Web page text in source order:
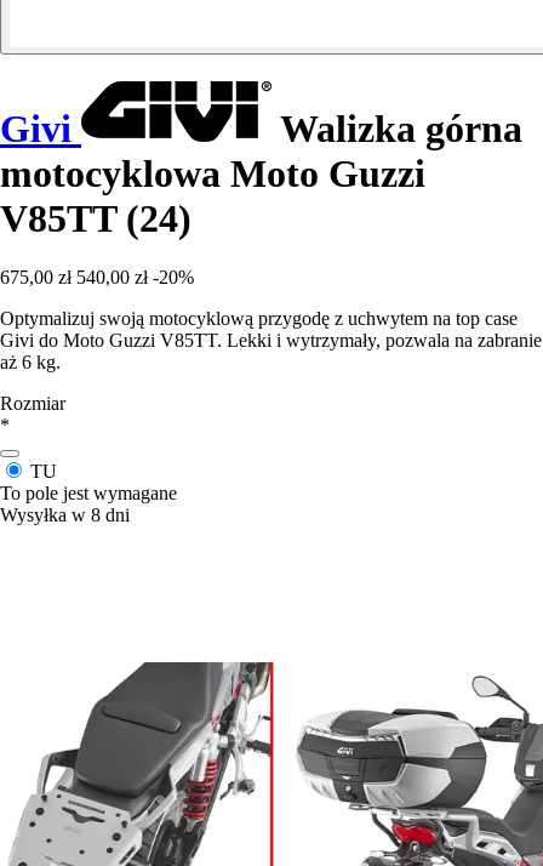
Givi
Walizka górna
motocyklowa Moto Guzzi
V85TT (24)
675,00 zł 540,00 zł -20%
Optymalizuj swoją motocyklową przygodę z uchwytem na top case
Givi do Moto Guzzi V85TT. Lekki i wytrzymały, pozwala na zabranie
aż 6 kg.
Rozmiar
*
TU
To pole jest wymagane
Wysyłka w 8 dni